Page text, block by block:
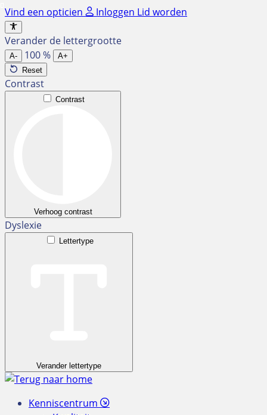
Ga
naar
de
inhoud
Vind een opticien Inloggen Lid worden
Verander de lettergrootte
A- 100%
A+
Reset
Contrast
Contrast
Verhoog contrast
Dyslexie
Lettertype
Verander lettertype
Kenniscentrum